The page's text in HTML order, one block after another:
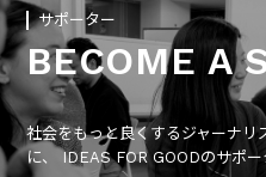
サポーター
BECOME A
社会をもっと良くするジャーナリ
に、 IDEAS FOR GOODのサポー